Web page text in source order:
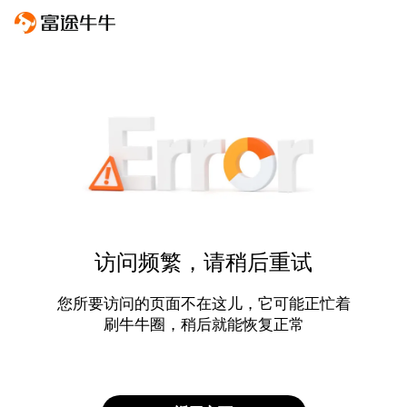
访问频繁，请稍后重试
您所要访问的页面不在这儿，它可能正忙着
刷牛牛圈，稍后就能恢复正常